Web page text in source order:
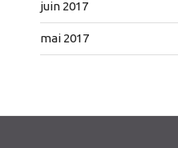
juin 2017
mai 2017